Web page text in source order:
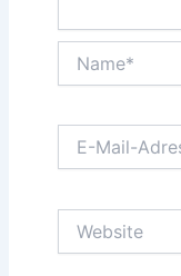
Mail-